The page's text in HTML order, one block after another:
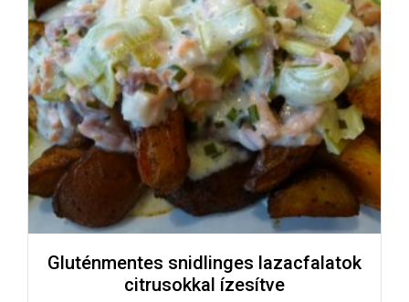
Gluténmentes snidlinges lazacfalatok
citrusokkal ízesítve